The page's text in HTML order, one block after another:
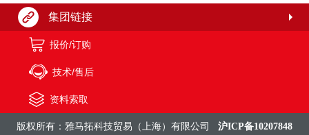
集团链接
报价/订购
技术/售后
资料索取
版权所有：雅马拓科技贸易（上海）有限公司 沪ICP备10207848